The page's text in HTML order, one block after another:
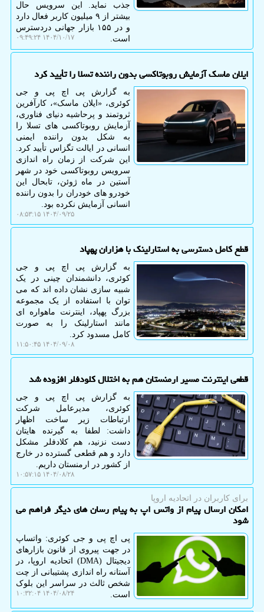
جذب نماید. این سرویس حال
بیشتر از ۹ میلیون کاربر فعال دارد
و در ۱۵۵ بازار جهانی دردسترس
است.
۱۴۰۴/۱۰/۱۷ ۰۹:۴۹:۲۴
ایلان ماسک آزمایش روبوتاکسی بدون راننده تسلا را تأیید کرد
به گزارش پی اچ پی و جی
کوئری، «ایلان ماسک»، کارآفرین
ثروتمند و پرحاشیه دنیای فناوری،
آزمایش روبوتاکسی های تسلا را
به شکل بدون راننده ایمنی
انسانی در ایالت تگزاس تأیید کرد.
این شرکت از زمان راه اندازی
سرویس روبوتاکسی خود در شهر
آستین در ماه ژوئن، تابحال این
خودرو های خودران را بدون راننده
انسانی آزمایش نکرده بود.
۱۴۰۴/۰۹/۲۵ ۰۸:۵۳:۱۵
قطع کامل دسترسی به استارلینک با هزاران پهپاد
به گزارش پی اچ پی و جی
کوئری، دانشمندان چینی در یک
شبیه سازی نشان داده اند که می
توان با استفاده از یک مجموعه
بزرگ پهپاد، اینترنت ماهواره ای
مانند استارلینک را به صورت
کامل مسدود کرد.
۱۴۰۴/۰۹/۰۸ ۱۱:۵۰:۴۵
قطعی اینترنت مسیر ارمنستان هم به اختلال کلودفلر افزوده شد
به گزارش پی اچ پی و جی
کوئری، مدیرعامل شرکت
ارتباطات زیر ساخت اظهار
داشت: لطفا به گیرنده هایتان
دست نزنید، هم کلادفلر مشکل
دارد و هم قطعی گسترده در خارج
از کشور در ارمنستان داریم.
۱۴۰۴/۰۸/۲۸ ۱۰:۵۷:۱۵
برای كاربران در اتحادیه اروپا
امکان ارسال پیام از واتس اپ به پیام رسان های دیگر فراهم می
شود
پی اچ پی و جی کوئری: واتساپ
در جهت پیروی از قانون بازارهای
دیجیتال (DMA) اتحادیه اروپا، در
آستانه راه اندازی پشتیبانی از چت
شخص ثالث در سراسر این بلوک
است.
۱۴۰۴/۰۸/۲۴ ۱۰:۳۲:۰۴